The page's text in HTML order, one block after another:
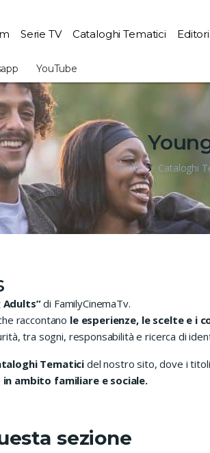
Serie TV Cataloghi Tematici
YouTube
Home Cataloghi
Adults”di FamilyCinemaTv.
raccontano le esperienze, le scelte e i
tra sogni, responsabilità e ricerca di
Tematici del nostro sito, dove i
ambito familiare e sociale.
sezione